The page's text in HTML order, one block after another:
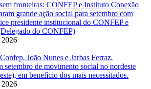
fronteiras: CONFEP e Instituto Conexão
grande ação social para setembro com
presidente institucional do CONFEP e
do CONFEP)
2026
João Nunes e Jarbas Ferraz,
setembro de movimento social no nordeste
em benefício dos mais necessitados.
2026